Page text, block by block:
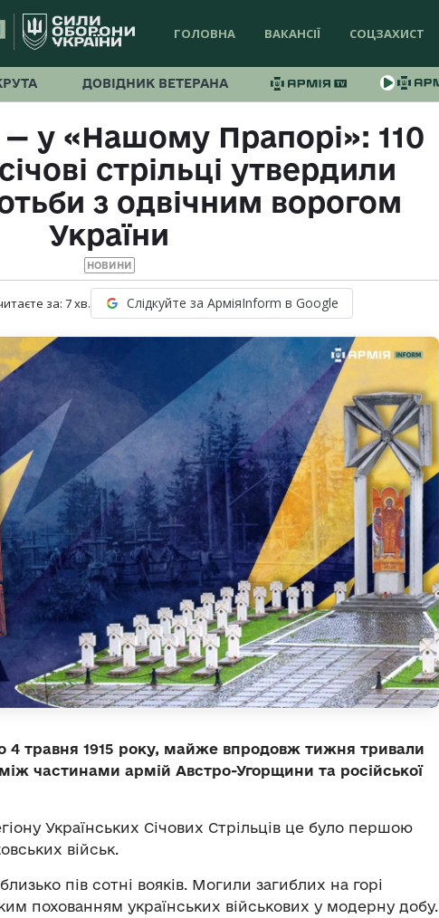
ГОЛОВНА ВАКАНСІЇ СОЦЗАХИСТ
ДОВІДНИК ВЕТЕРАНА
— у «Нашому Прапорі»: 110
стрільці утвердили
з одвічним ворогом
України
НОВИНИ
за: 7хв. Слідкуйте за АрміяInform в Google
4 травня 1915 року, майже впродовж тижня тривали
між частинами армій Австро-Угорщини та російської
Українських Січових Стрільців це було першою
військ.
пів сотні вояків. Могили загиблих на горі
похованням українських військових у модерну добу.